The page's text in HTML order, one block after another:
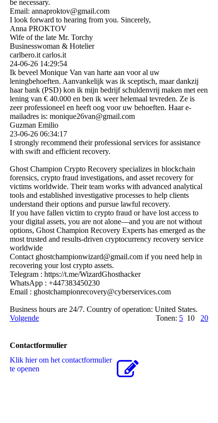
be necessary.
Email: annaproktov@gmail.com
I look forward to hearing from you. Sincerely,
Anna PROKTOV
Wife of the late Mr. Torchy
Businesswoman & Hotelier
carlbero.it carlos.it
24-06-26 14:29:54
Ik beveel Monique Van van harte aan voor al uw
leningbehoeften. Aanvankelijk was ik sceptisch, maar dankzij
haar bank (PSD) kon ik mijn bedrijf schuldenvrij maken met een
lening van € 40.000 en ben ik weer helemaal tevreden. Ze is
zeer professioneel en heeft oog voor uw behoeften. Haar e-
mailadres is: monique26van@gmail.com
Guzman Emilio
23-06-26 06:34:17
I strongly recommend their professional services for assistance
with swift and efficient recovery.
Ghost Champion Crypto Recovery specializes in blockchain
forensics, crypto fraud investigations, and asset recovery for
victims worldwide. Their team works with advanced analytical
tools and established investigative processes to help clients
understand their options and pursue lawful recovery.
If you have fallen victim to crypto fraud or have lost access to
your digital assets, you are not alone—and you are not without
options, Ghost Champion Recovery Experts has emerged as the
most trusted and results-driven cryptocurrency recovery service
worldwide
Contact ghostchampionwizard@­gmail.­com if you need help in
recovering your lost crypto assets.
Telegram : https:­//­t.­me/­WizardGhosthacker
WhatsApp : +447383450230
Email : ghostchampionrecovery@­cyberservices.­com
Business hours are 24/7. Country of operation: United States.
Volgende
Tonen: 5 10 20
Contactformulier
Klik hier om het contactformulier
te openen